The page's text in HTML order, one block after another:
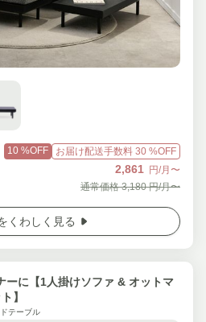
10 %OFF お届け配送手数料 30 %OFF
2,861
円/月〜
通常価格 3,180 円/月〜
くわしく見る
ーに【1人掛けソファ & オットマ
】
テーブル